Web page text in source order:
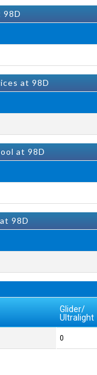
at 98D
at 98D
98D
Glider/
Ultralight
0